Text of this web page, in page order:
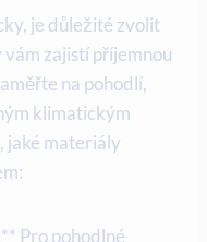
je důležité zvolit
zajistí příjemnou
na pohodlí,
klimatickým
jaké materiály
Pro pohodlné